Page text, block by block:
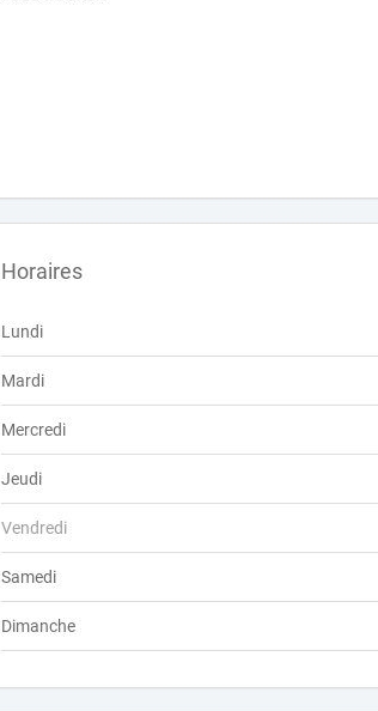
Horaires
Lundi
Mardi
Mercredi
Jeudi
Vendredi
Samedi
Dimanche